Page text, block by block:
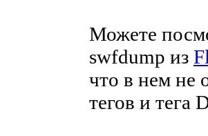
Можете
swfdump из
что в нем не
тегов и тега